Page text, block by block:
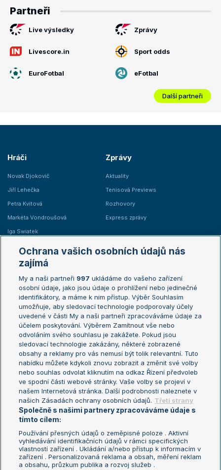
Partneři
Live výsledky Zprávy
Livescore.in Sport odds
EuroFotbal eFotbal
Další partneři
Hráči
Novak Djokovič
Jiří Lehečka
Petra Kvitová
Markéta Vondroušová
Iga Swiatek
Zprávy
Aktuality
Tenisová Previews
Rozhovory
Express zprávy
Žebříčky
Žebříček ATP (muži)
Žebříček WTA (ženy)
Sázkařský žebříček
Australian Open
French Open
Wimbledon
US Open
Turnaj mistrů
Turnaj mistryň
Aktualní trendy
Fotbalové přestupy
Livesport Daily
LS Prague Open
Podmínky užití
Nastavení soukromí
GDPR a žurnalistika
Reklama
Informace o zpracování osobních
Ochrana vašich osobních údajů nás
zajímá
My a naši partneři 997 ukládáme do vašeho zařízení
osobní údaje, jako jsou údaje o prohlížení nebo jedinečné
identifikátory, a máme k nim přístup. Výběr Souhlasím
umožňuje, aby sledovací technologie podporovaly účely
uvedené v části My a naši partneři zpracováváme údaje za
účelem poskytování. Výběrem Zamítnout vše nebo
odvoláním svého souhlasu je zakážete. Pokud jsou
sledovací technologie zakázány, některé zobrazené
obsahy a reklamy pro vás nemusí být tolik relevantní. Tuto
nabídku můžete kdykoli znovu zobrazit a změnit své volby
nebo souhlas odvolat kliknutím na odkaz Řízení předvoleb
ve spodní části webové stránky. Vaše volby se projeví v
našem Internetová stránka. Další podrobnosti naleznete v
našich Zásadách ochrany osobních údajů. Třetí strany
Společně s našimi partnery zpracováváme údaje s
tímto cílem:
Používání přesných údajů o zeměpisné poloze . Aktivní
vyhledávání identifikačních údajů v rámci specifických
vlastností zařízení . Ukládání a/nebo přístup k informacím v
zařízení . Personalizovaná reklama a obsah, měření reklam
a obsahu, průzkum publika a rozvoj služeb .